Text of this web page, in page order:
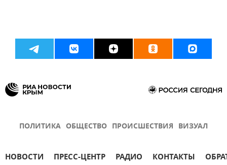
ПОЛИТИКА ОБЩЕСТВО ПРОИСШЕСТВИЯ ВИЗУАЛ
НОВОСТИ ПРЕСС-ЦЕНТР РАДИО КОНТАКТЫ